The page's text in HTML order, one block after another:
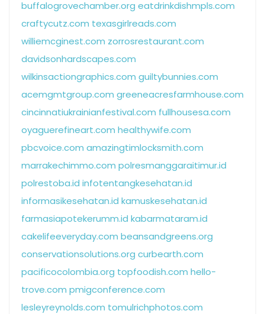
buffalogrovechamber.org eatdrinkdishmpls.com
craftycutz.com texasgirlreads.com
williemcginest.com zorrosrestaurant.com
davidsonhardscapes.com
wilkinsactiongraphics.com guiltybunnies.com
acemgmtgroup.com greeneacresfarmhouse.com
cincinnatiukrainianfestival.com fullhousesa.com
oyaguerefineart.com healthywife.com
pbcvoice.com amazingtimlocksmith.com
marrakechimmo.com polresmanggaraitimur.id
polrestoba.id infotentangkesehatan.id
informasikesehatan.id kamuskesehatan.id
farmasiapotekerumm.id kabarmataram.id
cakelifeeveryday.com beansandgreens.org
conservationsolutions.org curbearth.com
pacificocolombia.org topfoodish.com hello-
trove.com pmigconference.com
lesleyreynolds.com tomulrichphotos.com